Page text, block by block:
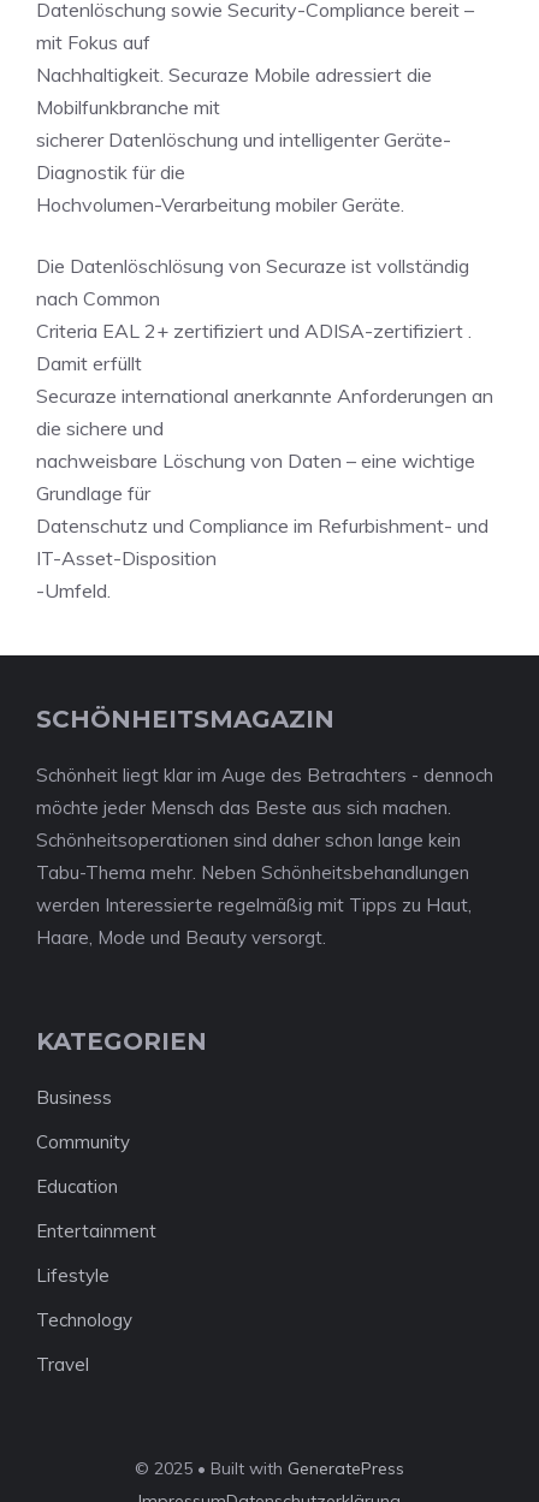
Datenlöschung sowie Security-Compliance bereit –
mit Fokus auf
Nachhaltigkeit. Securaze Mobile adressiert die
Mobilfunkbranche mit
sicherer Datenlöschung und intelligenter Geräte-
Diagnostik für die
Hochvolumen-Verarbeitung mobiler Geräte.
Die Datenlöschlösung von Securaze ist vollständig
nach Common
Criteria EAL 2+ zertifiziert und ADISA-zertifiziert .
Damit erfüllt
Securaze international anerkannte Anforderungen an
die sichere und
nachweisbare Löschung von Daten – eine wichtige
Grundlage für
Datenschutz und Compliance im Refurbishment- und
IT-Asset-Disposition
-Umfeld.
SCHÖNHEITSMAGAZIN
Schönheit liegt klar im Auge des Betrachters - dennoch
möchte jeder Mensch das Beste aus sich machen.
Schönheitsoperationen sind daher schon lange kein
Tabu-Thema mehr. Neben Schönheitsbehandlungen
werden Interessierte regelmäßig mit Tipps zu Haut,
Haare, Mode und Beauty versorgt.
KATEGORIEN
Business
Community
Education
Entertainment
Lifestyle
Technology
Travel
© 2025 • Built with GeneratePress